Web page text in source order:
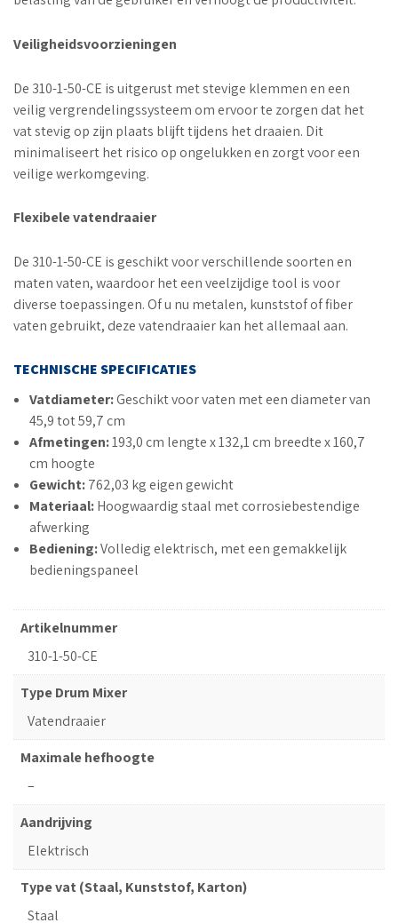
Veiligheidsvoorzieningen
De 310-1-50-CE is uitgerust met stevige klemmen en een
veilig vergrendelingssysteem om ervoor te zorgen dat het
vat stevig op zijn plaats blijft tijdens het draaien. Dit
minimaliseert het risico op ongelukken en zorgt voor een
veilige werkomgeving.
Flexibele vatendraaier
De 310-1-50-CE is geschikt voor verschillende soorten en
maten vaten, waardoor het een veelzijdige tool is voor
diverse toepassingen. Of u nu metalen, kunststof of fiber
vaten gebruikt, deze vatendraaier kan het allemaal aan.
TECHNISCHE SPECIFICATIES
Vatdiameter:Geschikt voor vaten met een diameter van
45,9 tot 59,7 cm
Afmetingen:193,0 cm lengte x 132,1 cm breedte x 160,7
cm hoogte
Gewicht:762,03 kg eigen gewicht
Materiaal:Hoogwaardig staal met corrosiebestendige
afwerking
Bediening:Volledig elektrisch, met een gemakkelijk
bedieningspaneel
Artikelnummer
310-1-50-CE
Type Drum Mixer
Vatendraaier
Maximale hefhoogte
–
Aandrijving
Elektrisch
Type vat (Staal, Kunststof, Karton)
Staal